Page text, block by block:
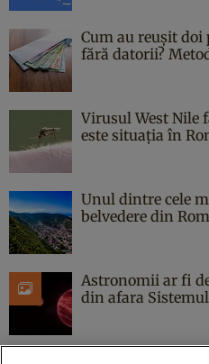
Cum au reușit doi
fără datorii?
Virusul West Nile
este situația în
Unul dintre cele
belvedere din
Astronomii ar fi
din afara